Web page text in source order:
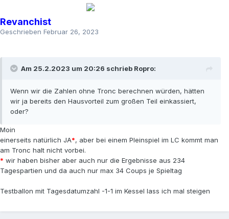
Revanchist
Geschrieben Februar 26, 2023
Am 25.2.2023 um 20:26 schrieb Ropro:
Wenn wir die Zahlen ohne Tronc berechnen würden, hätten
wir ja bereits den Hausvorteil zum großen Teil einkassiert,
oder?
Moin
einerseits natürlich JA*, aber bei einem Pleinspiel im LC kommt man
am Tronc halt nicht vorbei.
* wir haben bisher aber auch nur die Ergebnisse aus 234
Tagespartien und da auch nur max 34 Coups je Spieltag
Testballon mit Tagesdatumzahl -1-1 im Kessel lass ich mal steigen